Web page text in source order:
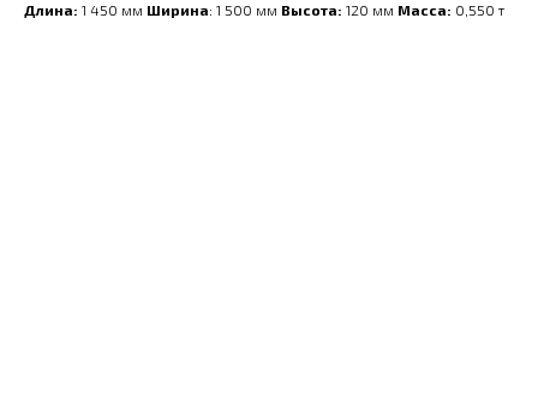
Длина: 1 450 мм Ширина: 1 500 мм Высота: 120 мм Масса: 0,550 т